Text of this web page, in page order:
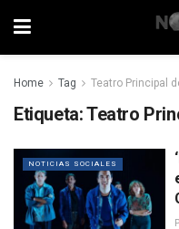
Home Tag Teatro Principal
Etiqueta:Teatro
NOTICIAS SOCIALES